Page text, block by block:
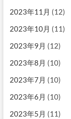
2023年11月 (12)
2023年10月 (11)
2023年9月 (12)
2023年8月 (10)
2023年7月 (10)
2023年6月 (10)
2023年5月 (11)